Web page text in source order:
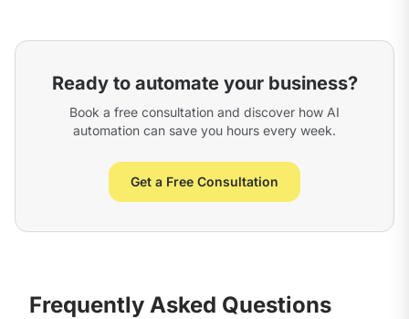
Ready to automate your business?
Book a free consultation and discover how AI
automation can save you hours every week.
Get a Free Consultation
Frequently Asked Questions